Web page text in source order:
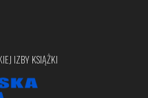
IZBY KSIĄŻKI